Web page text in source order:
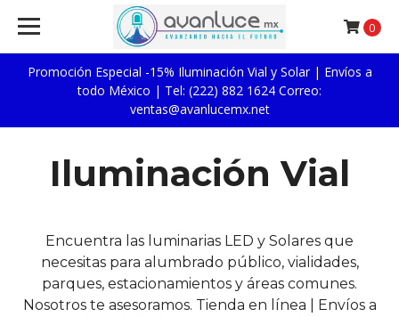
Promoción Especial -15% Iluminación Vial y Solar | Envíos a
todo México | Tel: (222) 882 1624 Correo:
ventas@avanlucemx.net
0
Iluminación Vial
Encuentra las luminarias LED y Solares que
necesitas para alumbrado público, vialidades,
parques, estacionamientos y áreas comunes.
Nosotros te asesoramos. Tienda en línea | Envíos a